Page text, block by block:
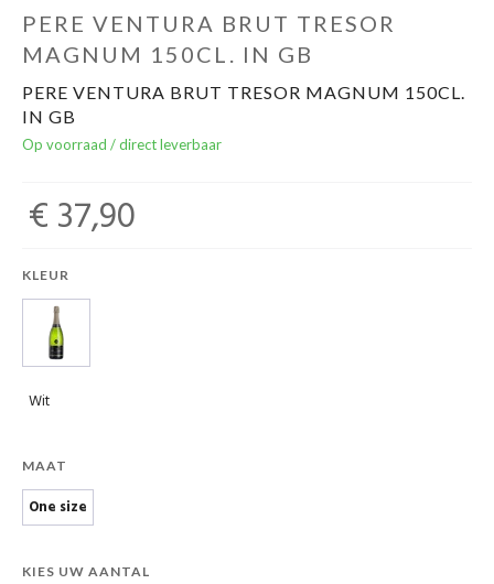
Geels Witteke De Maan's Jenever
PERE VENTURA BRUT TRESOR
MAGNUM 150CL. IN GB
PERE VENTURA BRUT TRESOR MAGNUM 150CL.
IN GB
Op voorraad / direct leverbaar
€ 37,90
KLEUR
Wit
MAAT
One size
KIES UW AANTAL